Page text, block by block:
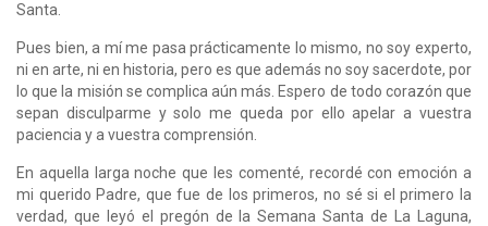
Santa.
Pues bien, a mí me pasa prácticamente lo mismo, no soy experto,
ni en arte, ni en historia, pero es que además no soy sacerdote, por
lo que la misión se complica aún más. Espero de todo corazón que
sepan disculparme y solo me queda por ello apelar a vuestra
paciencia y a vuestra comprensión.
En aquella larga noche que les comenté, recordé con emoción a
mi querido Padre, que fue de los primeros, no sé si el primero la
verdad, que leyó el pregón de la Semana Santa de La Laguna,